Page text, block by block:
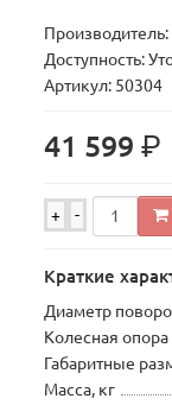
Производитель:
Доступность:
Артикул: 50304
41 599р.
+ -
Краткие
Диаметр
Колесная
Габаритные
Масса, кг